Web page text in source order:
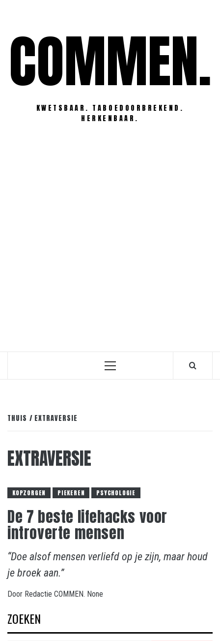
inhoudCOMMEN.
KWETSBAAR. TABOEDOORBREKEND.
HERKENBAAR.
Primair
THUIS EXTRAVERSIE
EXTRAVERSIE
KOPZORGEN PIEKEREN PSYCHOLOGIE
De 7 beste lifehacks voor
introverte mensen
“Doe alsof mensen verliefd op je zijn, maar houd
je broek aan.”
Door Redactie COMMEN. None
ZOEKEN